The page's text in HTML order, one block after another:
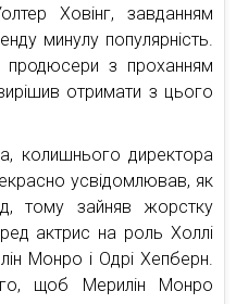
Ховінг, завданням
минулу популярність.
з проханням
отримати з цього
колишнього директора
усвідомлював, як
тому зайняв жорстку
актрис на роль Холлі
Монро і Одрі Хепберн.
щоб Мерилін Монро